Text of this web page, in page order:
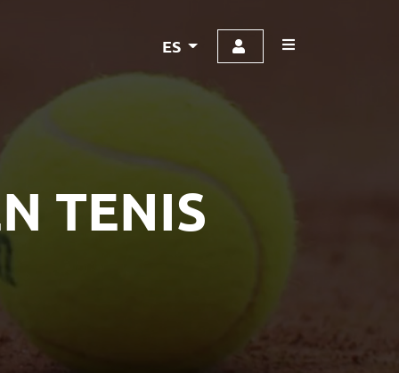
ES
TENIS